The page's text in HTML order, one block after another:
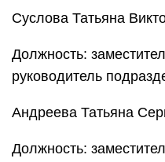
Суслова Татьяна
Должность:
руководитель
Андреева Татьяна
Должность: